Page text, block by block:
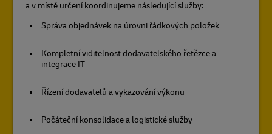
a v místě určení koordinujeme následující služby:
Správa objednávek na úrovni řádkových položek
Kompletní viditelnost dodavatelského řetězce a
integrace IT
Řízení dodavatelů a vykazování výkonu
Počáteční konsolidace a logistické služby